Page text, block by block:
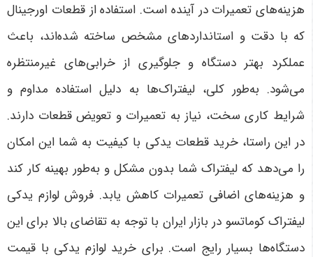
هزینه‌های تعمیرات در آینده است. استفاده از قطعات اورجینال
که با دقت و استانداردهای مشخص ساخته شده‌اند، باعث
عملکرد بهتر دستگاه و جلوگیری از خرابی‌های غیرمنتظره
می‌شود. به‌طور کلی، لیفتراک‌ها به دلیل استفاده مداوم و
شرایط کاری سخت، نیاز به تعمیرات و تعویض قطعات دارند.
در این راستا، خرید قطعات یدکی با کیفیت به شما این امکان
را می‌دهد که لیفتراک شما بدون مشکل و به‌طور بهینه کار کند
و هزینه‌های اضافی تعمیرات کاهش یابد. فروش لوازم یدکی
لیفتراک کوماتسو در بازار ایران با توجه به تقاضای بالا برای این
دستگاه‌ها بسیار رایج است. برای خرید لوازم یدکی با قیمت